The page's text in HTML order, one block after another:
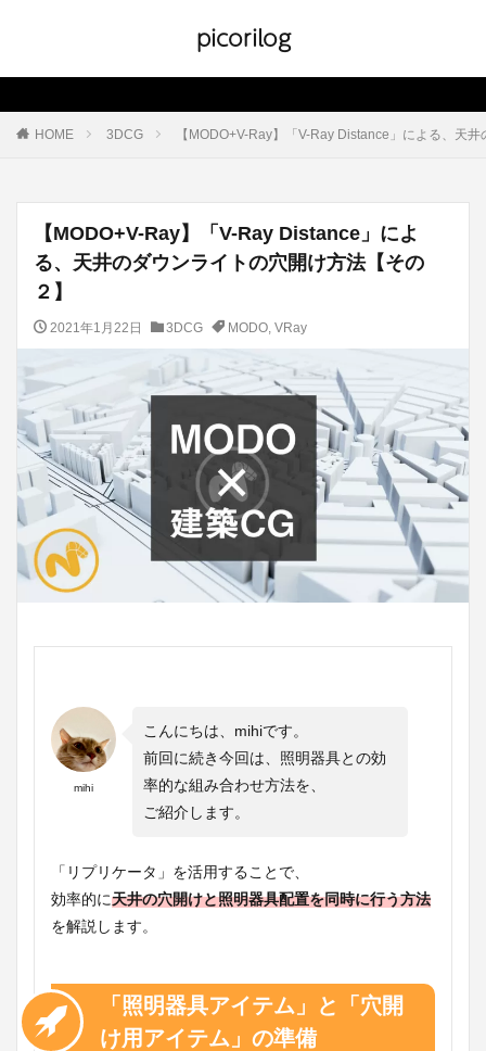
picorilog
HOME 3DCG 【MODO+V-Ray】「V-Ray Distance」による、天
【MODO+V-Ray】「V-Ray Distance」によ
る、天井のダウンライトの穴開け方法【その
２】
2021年1月22日 3DCG MODO, VRay
mihi
こんにちは、mihiです。
前回に続き今回は、照明器具との効
率的な組み合わせ方法を、
ご紹介します。
「リプリケータ」を活用することで、
効率的に天井の穴開けと照明器具配置を同時に行う方法
を解説します。
「照明器具アイテム」と「穴開
け用アイテム」の準備